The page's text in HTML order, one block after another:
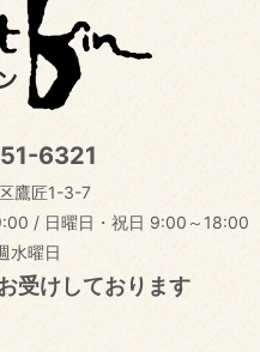
6321
鷹匠1-3-7
/ 日曜日・祝日 9:00～18:00
水曜日
受けしております